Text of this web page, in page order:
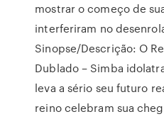
mostrar o começo de
interferiram no
Sinopse/Descrição: O
Dublado – Simba
leva a sério seu futuro
reino celebram sua